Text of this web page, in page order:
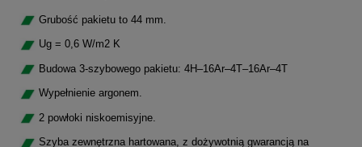
Grubość pakietu to 44 mm.
Ug = 0,6 W/m2 K
Budowa 3-szybowego pakietu: 4H–16Ar–4T–16Ar–4T
Wypełnienie argonem.
2 powłoki niskoemisyjne.
Szyba zewnętrzna hartowana, z dożywotnią gwarancją na